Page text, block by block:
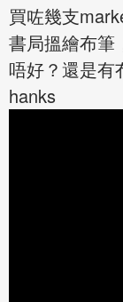
買咗幾支
書局搵繪布筆
唔好？還是有
hanks